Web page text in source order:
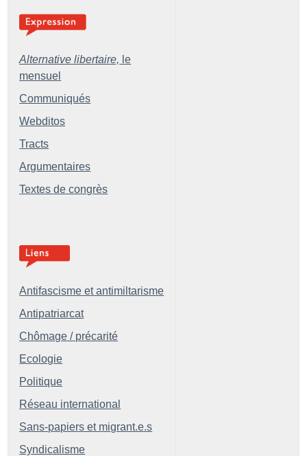
Alternative libertaire, le
mensuel
Communiqués
Webditos
Tracts
Argumentaires
Textes de congrès
Antifascisme et antimiltarisme
Antipatriarcat
Chômage / précarité
Ecologie
Politique
Réseau international
Sans-papiers et migrant.e.s
Syndicalisme